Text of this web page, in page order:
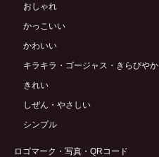
おしゃれ
かっこいい
かわいい
キラキラ・ゴージャス・きらびやか
きれい
しぜん・やさしい
シンプル
ロゴマーク・写真・QRコード